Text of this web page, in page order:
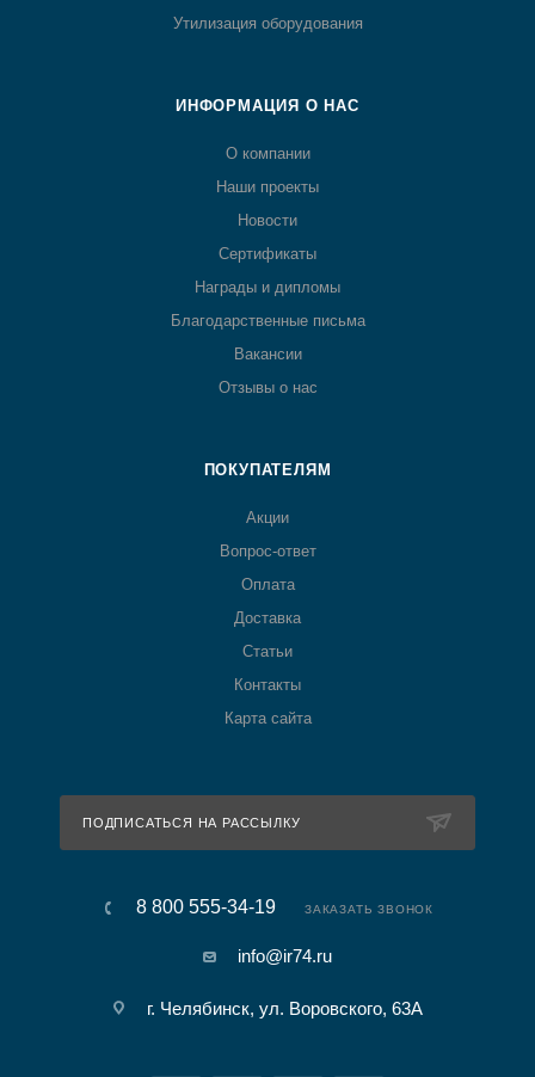
Утилизация оборудования
ИНФОРМАЦИЯ О НАС
О компании
Наши проекты
Новости
Сертификаты
Награды и дипломы
Благодарственные письма
Вакансии
Отзывы о нас
ПОКУПАТЕЛЯМ
Акции
Вопрос-ответ
Оплата
Доставка
Статьи
Контакты
Карта сайта
ПОДПИСАТЬСЯ НА РАССЫЛКУ
8 800 555-34-19 ЗАКАЗАТЬ ЗВОНОК
info@ir74.ru
г. Челябинск, ул. Воровского, 63А